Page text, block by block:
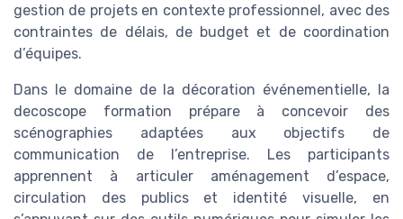
gestion de projets en contexte professionnel, avec des
contraintes de délais, de budget et de coordination
d’équipes.
Dans le domaine de la décoration événementielle, la
decoscope formation prépare à concevoir des
scénographies adaptées aux objectifs de
communication de l’entreprise. Les participants
apprennent à articuler aménagement d’espace,
circulation des publics et identité visuelle, en